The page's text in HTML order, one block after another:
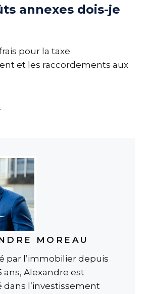
annexes dois-je
pour la taxe
et les raccordements aux
MOREAU
par l’immobilier depuis
ans, Alexandre est
dans l’investissement